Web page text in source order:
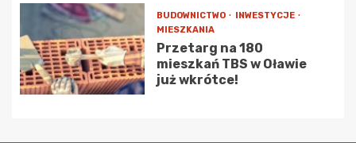
BUDOWNICTWO
INWESTYCJE
MIESZKANIA
Przetarg na 180
mieszkań TBS w Oławie
już wkrótce!